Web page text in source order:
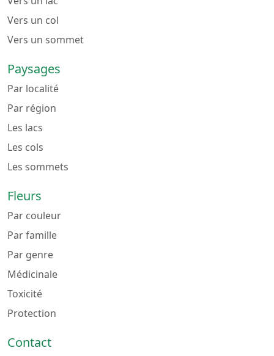
Vers un col
Vers un sommet
Paysages
Par localité
Par région
Les lacs
Les cols
Les sommets
Fleurs
Par couleur
Par famille
Par genre
Médicinale
Toxicité
Protection
Contact